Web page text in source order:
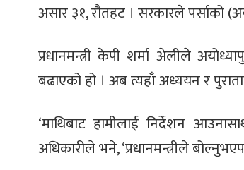
असार ३१, रौतहट । सरकारले पर्साको
प्रधानमन्त्री केपी शर्मा अ‍ेलीले
बढाएको हो । अब त्यहाँ अध्ययन र
‘माथिबाट हामीलाई निर्देशन
अधिकारीले भने, ‘प्रधानमन्त्रीले